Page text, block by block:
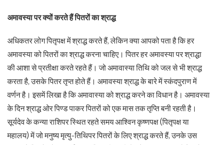
अमावस्या पर क्यों करते हैं पितरों का श्राद्ध
अधिकतर लोग पितृपक्ष में श्राद्ध करते हैं, लेकिन क्या आपको पता है कि हर
अमावस्या को पितरों का श्राद्ध करना चाहिए। पितर हर अमावस्या पर श्राद्धा
की आशा से प्रतीक्षा करते रहते हैं। जो अमावास्या तिथि को जल से भी श्राद्ध
करता है, उसके पितर तृप्त होते हैं। अमावस्या श्राद्ध के बारे में स्कंदपुराण में
वर्णन है। इसमें लिखा है कि अमावास्या को श्राद्ध करने का विधान है। अमावस्या
के दिन श्राद्ध ओर पिण्ड पाकर पितरों को एक मास तक तृप्ति बनी रहती है।
सूर्यदेव के कन्या राशिपर स्थित रहते समय आश्विन कृष्णपक्ष (पितृपक्ष या
महालय) में जो मनुष्य मृत्यु-तिथिपर पितरों के लिए श्राद्ध करते हैं, उनके उस